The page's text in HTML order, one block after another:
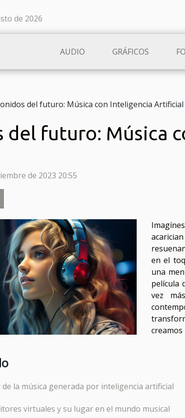
de 2026
AUDIO GRÁFICOS
del futuro: Música con Inteligencia Artificial
del futuro: Música
de 2023 20:55
de la música generada por inteligencia artificial
virtuales y su lugar en el mundo musical
en el
una
película
vez